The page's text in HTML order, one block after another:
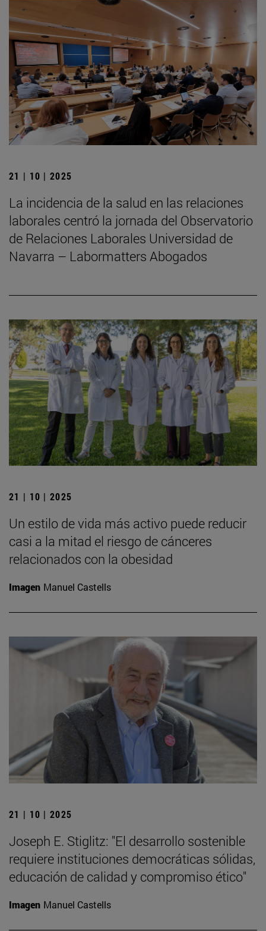
21 | 10 | 2025
La incidencia de la salud en las relaciones
laborales centró la jornada del Observatorio
de Relaciones Laborales Universidad de
Navarra – Labormatters Abogados
21 | 10 | 2025
Un estilo de vida más activo puede reducir
casi a la mitad el riesgo de cánceres
relacionados con la obesidad
Imagen Manuel Castells
21 | 10 | 2025
Joseph E. Stiglitz: "El desarrollo sostenible
requiere instituciones democráticas sólidas,
educación de calidad y compromiso ético"
Imagen Manuel Castells